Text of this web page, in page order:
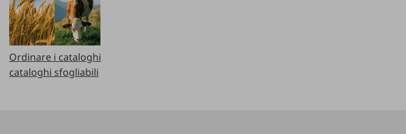
Ordinare i cataloghi
cataloghi sfogliabili